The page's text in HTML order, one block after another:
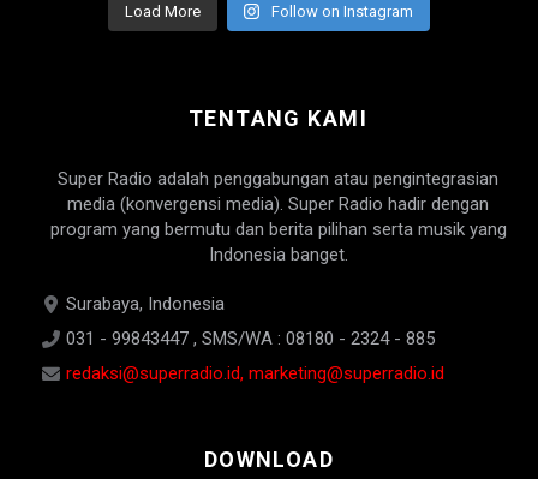
Load More Follow on Instagram
TENTANG KAMI
Super Radio adalah penggabungan atau pengintegrasian
media (konvergensi media). Super Radio hadir dengan
program yang bermutu dan berita pilihan serta musik yang
Indonesia banget.
Surabaya, Indonesia
031 - 99843447 , SMS/WA : 08180 - 2324 - 885
redaksi@superradio.id, marketing@superradio.id
DOWNLOAD